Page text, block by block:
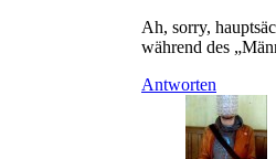
Ah, sorry,
während des
Antworten